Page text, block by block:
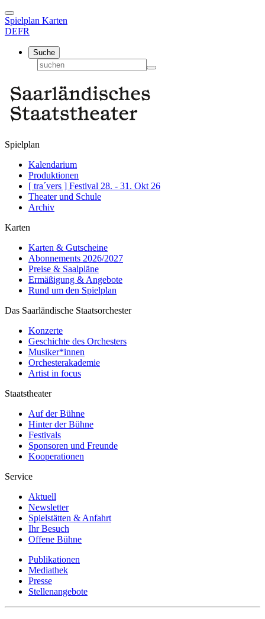
Spielplan Karten
DEFR
Suche
Spielplan
Kalendarium
Produktionen
[ tra´vers ] Festival 28. - 31. Okt 26
Theater und Schule
Archiv
Karten
Karten & Gutscheine
Abonnements 2026/2027
Preise & Saalpläne
Ermäßigung & Angebote
Rund um den Spielplan
Das Saarländische Staatsorchester
Konzerte
Geschichte des Orchesters
Musiker*innen
Orchesterakademie
Artist in focus
Staatstheater
Auf der Bühne
Hinter der Bühne
Festivals
Sponsoren und Freunde
Kooperationen
Service
Aktuell
Newsletter
Spielstätten & Anfahrt
Ihr Besuch
Offene Bühne
Publikationen
Mediathek
Presse
Stellenangebote